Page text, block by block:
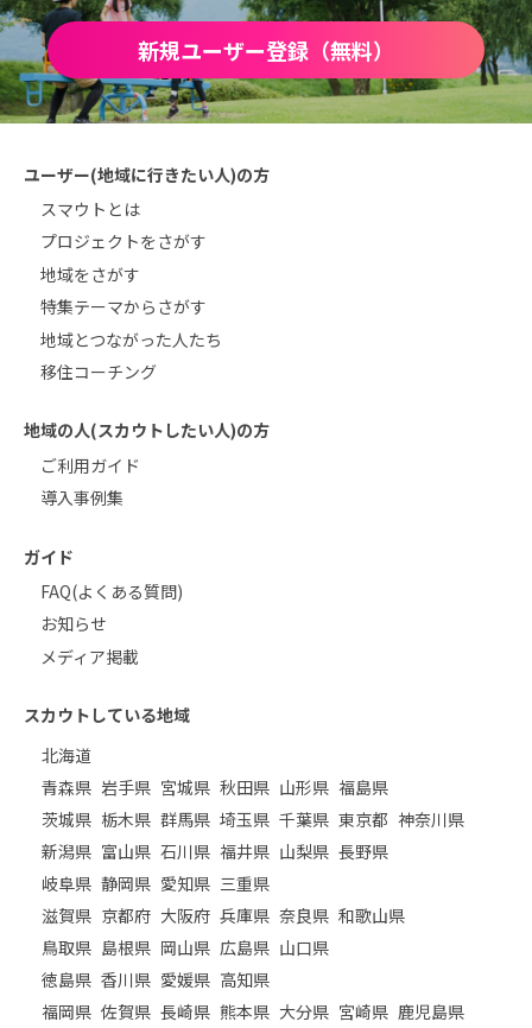
新規ユーザー登録（無料）
ユーザー(地域に行きたい人)の方
スマウトとは
プロジェクトをさがす
地域をさがす
特集テーマからさがす
地域とつながった人たち
移住コーチング
地域の人(スカウトしたい人)の方
ご利用ガイド
導入事例集
ガイド
FAQ(よくある質問)
お知らせ
メディア掲載
スカウトしている地域
北海道
青森県 岩手県 宮城県 秋田県 山形県 福島県
茨城県 栃木県 群馬県 埼玉県 千葉県 東京都 神奈川県
新潟県 富山県 石川県 福井県 山梨県 長野県
岐阜県 静岡県 愛知県 三重県
滋賀県 京都府 大阪府 兵庫県 奈良県 和歌山県
鳥取県 島根県 岡山県 広島県 山口県
徳島県 香川県 愛媛県 高知県
福岡県 佐賀県 長崎県 熊本県 大分県 宮崎県 鹿児島県